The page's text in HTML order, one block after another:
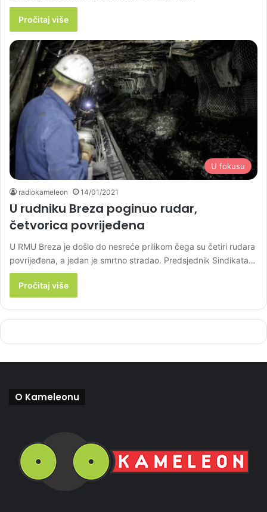
Pročitaj više
U fokusu
radiokameleon 14/01/2021
U rudniku Breza poginuo rudar,
četvorica povrijeđena
U RMU Breza je došlo do nesreće prilikom čega su četiri rudara
povrijeđena, a jedan je smrtno stradao. Predsjednik Sindikata…
Pročitaj više
O Kameleonu